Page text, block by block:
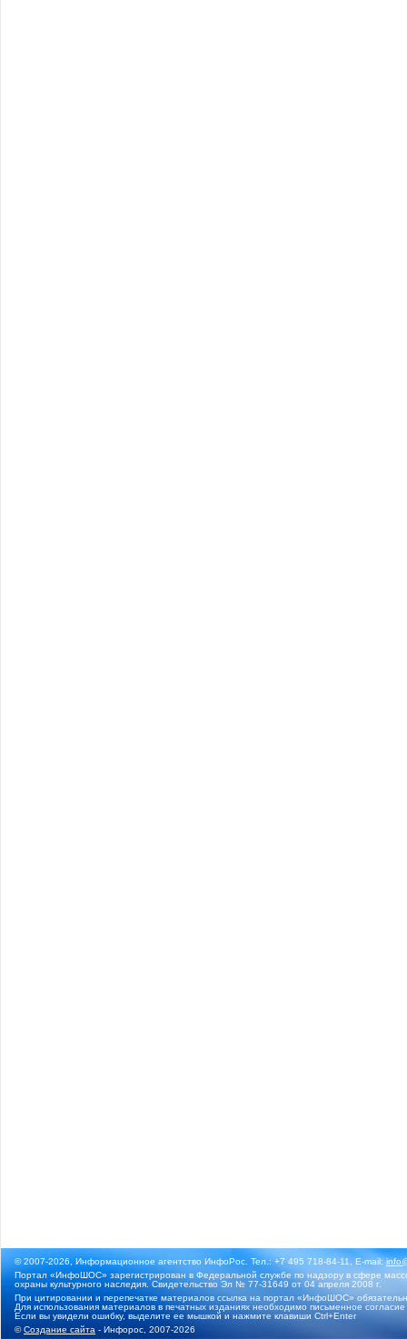
© 2007-2026, Информационное агентство ИнфоРос. Тел.: +7 495 718-84-11, E-mail:
Портал «ИнфоШОС» зарегистрирован в Федеральной службе по надзору в сфере
охраны культурного наследия. Свидетельство Эл № 77-31649 от 04 апреля 2008 г.
При цитировании и перепечатке материалов ссылка на портал «ИнфоШОС»
Для использования материалов в печатных изданиях необходимо письменное
Если вы увидели ошибку, выделите ее мышкой и нажмите клавиши Ctrl+Enter
©Создание сайта - Инфорос, 2007-2026